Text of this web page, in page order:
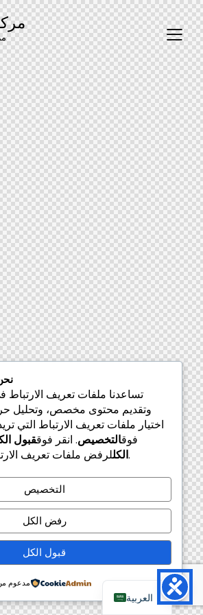
تساعدنا ملفات تعريف
وتقديم محتوى مخصص، وتحليل
اختيار ملفات تعريف الارتباط التي
فوقالتخصيص. انقر فوققبول
الكللرفض ملفات تعريف الارتباط غير الضرورية.
التخصيص
رفض الكل
قبول الكل
مدعوم
العربية